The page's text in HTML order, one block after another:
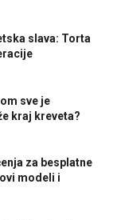
slava: Torta
sve je
kraj kreveta?
za besplatne
modeli i